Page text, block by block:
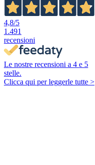
4,8/5
1.491
recensioni
Le nostre recensioni a 4 e 5
stelle.
Clicca qui per leggerle tutte >